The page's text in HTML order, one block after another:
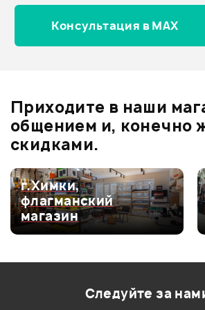
Оценка5
Оценка4
Оценка1
Мой отзыв о товаре
Ваша оценка:
Впечатления о товаре:
Консультация в MAX
Приходите в наши
общением и, конечно
скидками.
г.Химки,
флагманский
магазин
Следуйте за